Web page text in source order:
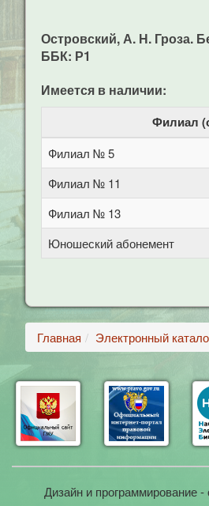
Островский, А. Н. Гроза.
ББК: Р1
Имеется в наличии:
Филиал
Филиал № 5
Филиал № 11
Филиал № 13
Юношеский абонемент
Главная Электронный
Дизайн и программирование